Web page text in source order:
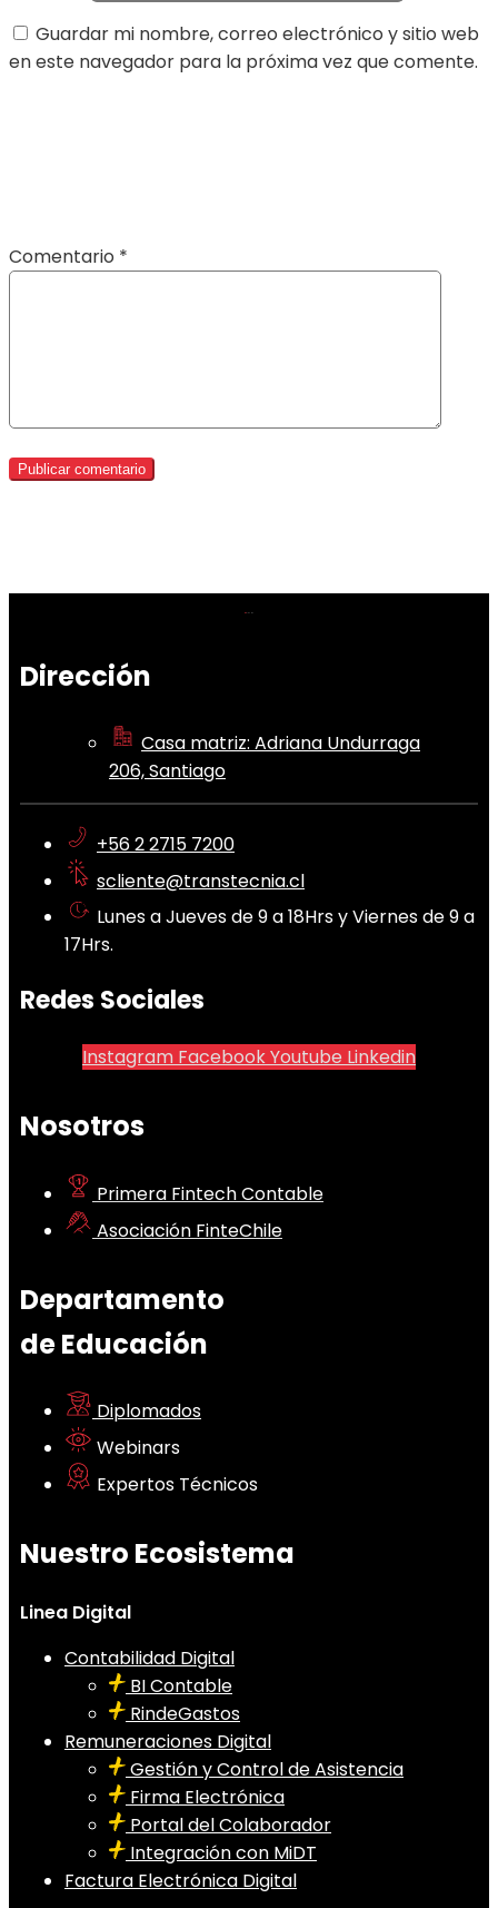
Guardar mi nombre, correo electrónico y sitio web
en este navegador para la próxima vez que comente.
Comentario *
Dirección
Casa matriz: Adriana Undurraga
206, Santiago
+56 2 2715 7200
scliente@transtecnia.cl
Lunes a Jueves de 9 a 18Hrs y Viernes de 9 a
17Hrs.
Redes Sociales
Instagram FacebookYoutube Linkedin
Nosotros
Primera Fintech Contable
Asociación FinteChile
Departamento
de Educación
Diplomados
Webinars
Expertos Técnicos
Nuestro Ecosistema
Linea Digital
Contabilidad Digital
BI Contable
RindeGastos
Remuneraciones Digital
Gestión y Control de Asistencia
Firma Electrónica
Portal del Colaborador
Integración con MiDT
Factura Electrónica Digital